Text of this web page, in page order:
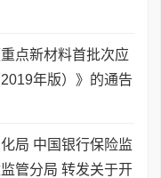
点新材料首批次应
年版）》的通告
局 中国银行保险监
管分局 转发关于开